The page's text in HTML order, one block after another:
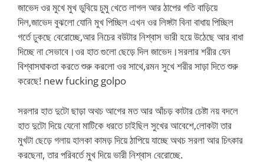
জাভেদ ওর মুখে মুখ ডুবিয়ে চুমু খেতে লাগল আর ঠাপের গতি বাড়িয়ে
দিল,জাভেদ বুঝলো যোনি মুখ পিচ্ছিল এখন ওর লিঙ্গটা বিনা বাধায় পিচ্ছিল
গর্তে ঢুকছে বেরোচ্ছে,আর নিচের বউটার নিশ্বাস ভারী হয়ে উঠেছে আর বাধা
দিচ্ছে না সেভাবে।ওর হাত গুলো ছেড়ে দিল জাভেদ।সরলার শরীর যেন
বিশ্বাসঘাকতা করতে শুরু করলো ওর সাথে,রমন সুখে শরীর সাড়া দিতে শুরু
করেছে! new fucking golpo
সরলার হাত দুটো ছাড়া অথচ আগের মত আর আঁচড় কাটার চেষ্টা নয় বদলে
হাত দুটো দিয়ে যেনো মাটিকে ধরতে চাইছিল সুখের আবেশে,লোকটা তার
মুখটা ছেড়ে গলায় হালকা কামড় দিয়ে ঠাপিয়ে যাচ্ছে অথচ সরলা আর চিৎকার
করছেনা, তার পরিবর্তে মুখ দিয়ে ভারী নিশ্বাস বেরোচ্ছে.